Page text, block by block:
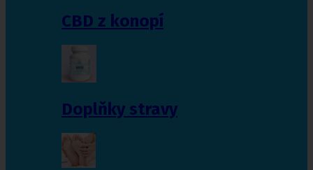
CBD z konopí
Doplňky stravy